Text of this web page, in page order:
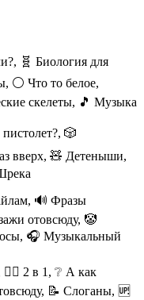
🧬 Биология для
⚪ Что то белое,
скелеты, 🎵 Музыка
🎲
вверх, 🧸 Детеныши,
🔊 Фразы
отовсюду, 🤡
🎧 Музыкальный
2 в 1, ❔ А как
📝 Слоганы, 🆙